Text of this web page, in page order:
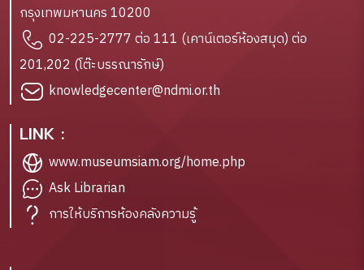
กรุงเทพมหานคร 10200
02-225-2777 ต่อ 111 (เคาน์เตอร์ห้องสมุด) ต่อ
201,202 (โต๊ะบรรณารักษ์)
knowledgecenter@ndmi.or.th
LINK :
www.museumsiam.org/home.php
Ask Librarian
การให้บริการห้องคลังความรู้